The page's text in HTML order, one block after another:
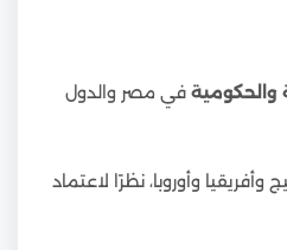
والحكومية في مصر والدول
وأفريقيا وأوروبا، نظرًا لاعتماد